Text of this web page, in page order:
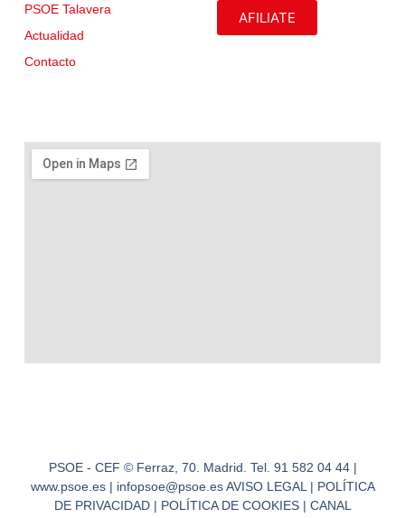
PSOE - CEF © Ferraz, 70. Madrid. Tel. 91 582 04 44 |
www.psoe.es | infopsoe@psoe.es AVISO LEGAL | POLÍTICA
DE PRIVACIDAD | POLÍTICA DE COOKIES | CANAL
PSOE Talavera
Actualidad
Contacto
AFILIATE